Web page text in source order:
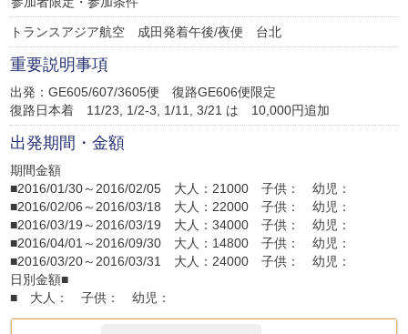
トランスアジア航空 成田発着午後/夜便 台北
重要説明事項
出発：GE605/607/3605便 復路GE606便限定
復路日本着 11/23, 1/2-3, 1/11, 3/21 は 10,000円追加
出発期間・金額
期間金額
■2016/01/30～2016/02/05 大人：21000 子供： 幼児：
■2016/02/06～2016/03/18 大人：22000 子供： 幼児：
■2016/03/19～2016/03/19 大人：34000 子供： 幼児：
■2016/04/01～2016/09/30 大人：14800 子供： 幼児：
■2016/03/20～2016/03/31 大人：24000 子供： 幼児：
日別金額■
■ 大人： 子供： 幼児：